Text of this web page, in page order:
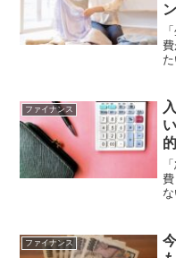
ファイナンス
ファイナンス